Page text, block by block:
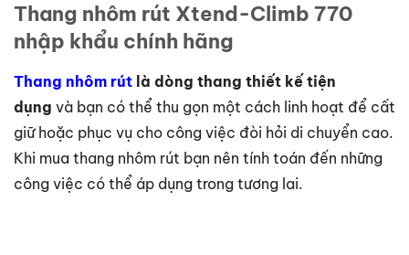
Thang nhôm rút Xtend-Climb 770
nhập khẩu chính hãng
Thang nhôm rút là dòng thang thiết kế tiện
dụng và bạn có thể thu gọn một cách linh hoạt để cất
giữ hoặc phục vụ cho công việc đòi hỏi di chuyển cao.
Khi mua thang nhôm rút bạn nên tính toán đến những
công việc có thể áp dụng trong tương lai.